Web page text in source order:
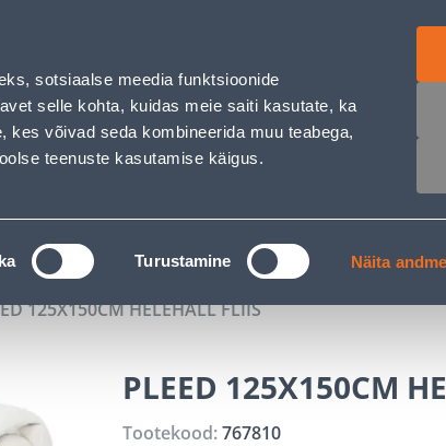
sotsiaalse meedia funktsioonide
selle kohta, kuidas meie saiti kasutate, ka
võivad seda kombineerida muu teabega,
teenuste kasutamise käigus.
Turustamine Näita
Logi sisse
TÖÖRIISTALAENUTUS JÄRELMAKS
125X150CM HELEHALL FLIIS
PLEED 125X150CM
Tootekood:767810